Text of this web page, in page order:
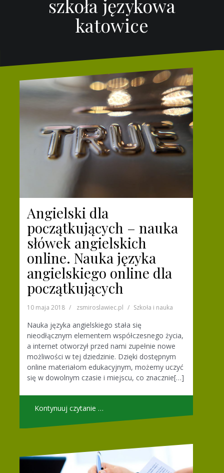
szkoła językowa
katowice
Angielski dla
początkujących – nauka
słówek angielskich
online. Nauka języka
angielskiego online dla
początkujących
10 maja 2018 zsmiroslawiec.pl Szkoła i nauka
Nauka języka angielskiego stała się
nieodłącznym elementem współczesnego życia,
a internet otworzył przed nami zupełnie nowe
możliwości w tej dziedzinie. Dzięki dostępnym
online materiałom edukacyjnym, możemy uczyć
się w dowolnym czasie i miejscu, co znacznie[…]
Kontynuuj czytanie …